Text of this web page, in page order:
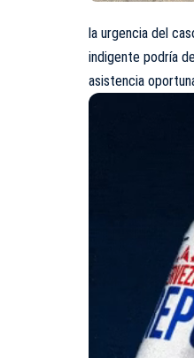
la urgencia del
indigente podría
asistencia